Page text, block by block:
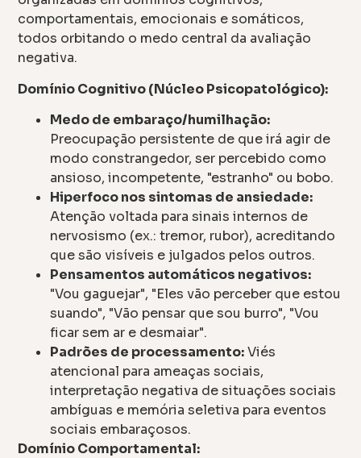
comportamentais, emocionais e somáticos,
todos orbitando o medo central da avaliação
negativa.
Domínio Cognitivo (Núcleo Psicopatológico):
Medo de embaraço/humilhação:
Preocupação persistente de que irá agir de
modo constrangedor, ser percebido como
ansioso, incompetente, "estranho" ou bobo.
Hiperfoco nos sintomas de ansiedade:
Atenção voltada para sinais internos de
nervosismo (ex.: tremor, rubor), acreditando
que são visíveis e julgados pelos outros.
Pensamentos automáticos negativos:
"Vou gaguejar", "Eles vão perceber que estou
suando", "Vão pensar que sou burro", "Vou
ficar sem ar e desmaiar".
Padrões de processamento:Viés
atencional para ameaças sociais,
interpretação negativa de situações sociais
ambíguas e memória seletiva para eventos
sociais embaraçosos.
Domínio Comportamental: